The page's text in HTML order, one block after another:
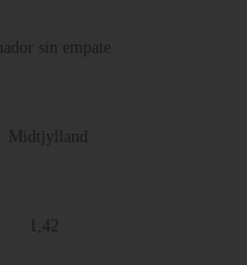
sin empate
Midtjylland
1,42